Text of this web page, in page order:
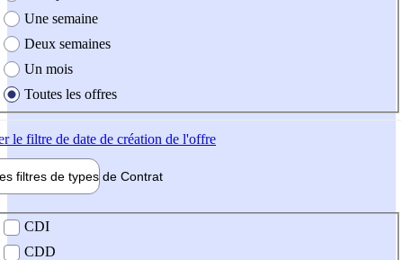
Une semaine
Deux semaines
Un mois
Toutes les offres
le filtre de date de création de l'offre
filtres de types de Contrat
contrat
CDI
CDD